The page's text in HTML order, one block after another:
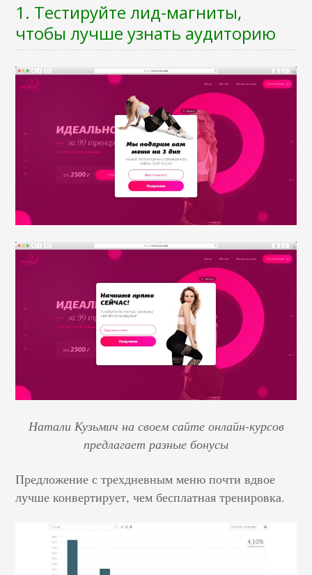
1. Тестируйте лид-магниты,
чтобы лучше узнать аудиторию
Натали Кузьмич на своем сайте онлайн-курсов
предлагает разные бонусы
Предложение с трехдневным меню почти вдвое
лучше конвертирует, чем бесплатная тренировка.